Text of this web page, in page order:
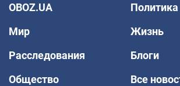
OBOZ.UA
Политика
Мир
Жизнь
Расследования
Блоги
Общество
Все